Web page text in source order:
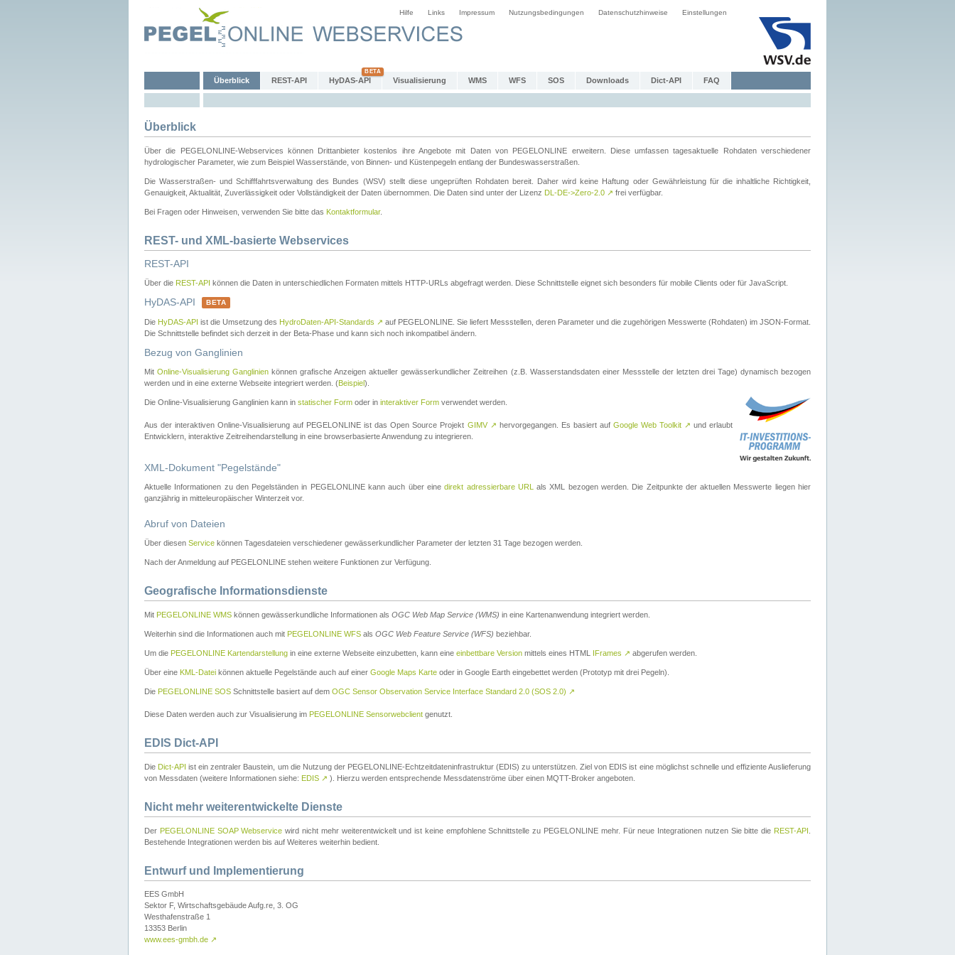
Hilfe Links Impressum Nutzungsbedingungen Datenschutzhinweise Einstellungen
Überblick REST-API HyDAS-API Visualisierung WMS WFS SOS Downloads Dict-API FAQ
Überblick
Über die PEGELONLINE-Webservices können Drittanbieter kostenlos ihre Angebote mit Daten von PEGELONLINE erweitern. Diese umfassen tagesaktuelle Rohdaten verschiedener
hydrologischer Parameter, wie zum Beispiel Wasserstände, von Binnen- und Küstenpegeln entlang der Bundeswasserstraßen.
Die Wasserstraßen- und Schifffahrtsverwaltung des Bundes (WSV) stellt diese ungeprüften Rohdaten bereit. Daher wird keine Haftung oder Gewährleistung für die inhaltliche Richtigkeit,
Genauigkeit, Aktualität, Zuverlässigkeit oder Vollständigkeit der Daten übernommen. Die Daten sind unter der Lizenz DL-DE->Zero-2.0 ↗ frei verfügbar.
Bei Fragen oder Hinweisen, verwenden Sie bitte das Kontaktformular.
REST- und XML-basierte Webservices
REST-API
Über die REST-API können die Daten in unterschiedlichen Formaten mittels HTTP-URLs abgefragt werden. Diese Schnittstelle eignet sich besonders für mobile Clients oder für JavaScript.
HyDAS-API BETA
Die HyDAS-API ist die Umsetzung des HydroDaten-API-Standards ↗ auf PEGELONLINE. Sie liefert Messstellen, deren Parameter und die zugehörigen Messwerte (Rohdaten) im JSON-Format.
Die Schnittstelle befindet sich derzeit in der Beta-Phase und kann sich noch inkompatibel ändern.
Bezug von Ganglinien
MitOnline-Visualisierung Ganglinien können grafische Anzeigen aktueller gewässerkundlicher Zeitreihen (z.B. Wasserstandsdaten einer Messstelle der letzten drei Tage) dynamisch bezogen
werden und in eine externe Webseite integriert werden. (Beispiel).
Die Online-Visualisierung Ganglinien kann in statischer Form oder in interaktiver Form verwendet werden.
Aus der interaktiven Online-Visualisierung auf PEGELONLINE ist das Open Source Projekt GIMV ↗ hervorgegangen. Es basiert auf Google Web Toolkit ↗ und erlaubt
Entwicklern, interaktive Zeitreihendarstellung in eine browserbasierte Anwendung zu integrieren.
XML-Dokument "Pegelstände"
Aktuelle Informationen zu den Pegelständen in PEGELONLINE kann auch über einedirekt adressierbare URL
als XML bezogen werden. Die Zeitpunkte der aktuellen Messwerte liegen hier
ganzjährig in mitteleuropäischer Winterzeit vor.
Abruf von Dateien
Über diesen Service können Tagesdateien verschiedener gewässerkundlicher Parameter der letzten 31 Tage bezogen werden.
Nach der Anmeldung auf PEGELONLINE stehen weitere Funktionen zur Verfügung.
Geografische Informationsdienste
Mit PEGELONLINE WMS können gewässerkundliche Informationen als OGC Web Map Service (WMS) in eine Kartenanwendung integriert werden.
Weiterhin sind die Informationen auch mit PEGELONLINE WFS als OGC Web Feature Service (WFS) beziehbar.
Um die PEGELONLINE Kartendarstellung in eine externe Webseite einzubetten, kann eine einbettbare Version mittels eines HTML IFrames ↗ abgerufen werden.
Über eine KML-Datei können aktuelle Pegelstände auch auf einer Google Maps Karte oder in Google Earth eingebettet werden (Prototyp mit drei Pegeln).
Die PEGELONLINE SOS Schnittstelle basiert auf dem OGC Sensor Observation Service Interface Standard 2.0 (SOS 2.0) ↗
Diese Daten werden auch zur Visualisierung im PEGELONLINE Sensorwebclient genutzt.
EDIS Dict-API
Die Dict-API ist ein zentraler Baustein, um die Nutzung der PEGELONLINE-Echtzeitdateninfrastruktur (EDIS) zu unterstützen. Ziel von EDIS ist eine möglichst schnelle und effiziente Auslieferung
von Messdaten (weitere Informationen siehe: EDIS ↗ ). Hierzu werden entsprechende Messdatenströme über einen MQTT-Broker angeboten.
Nicht mehr weiterentwickelte Dienste
Der PEGELONLINE SOAP Webservice wird nicht mehr weiterentwickelt und ist keine empfohlene Schnittstelle zu PEGELONLINE mehr. Für neue Integrationen nutzen Sie bitte die REST-API
Bestehende Integrationen werden bis auf Weiteres weiterhin bedient.
Entwurf und Implementierung
EES GmbH
Sektor F, Wirtschaftsgebäude Aufg.re, 3. OG
Westhafenstraße 1
13353 Berlin
www.ees-gmbh.de ↗